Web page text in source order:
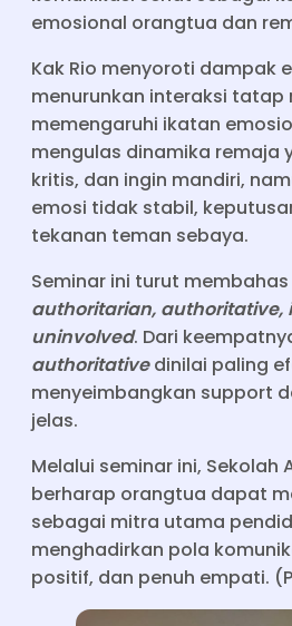
emosional orangtua dan
Kak Rio menyoroti dampak
menurunkan interaksi tatap
memengaruhi ikatan
mengulas dinamika remaja
kritis, dan ingin mandiri,
emosi tidak stabil,
tekanan teman sebaya.
Seminar ini turut
authoritarian, authoritative,
uninvolved. Dari
authoritativedinilai paling
menyeimbangkan support
jelas.
Melalui seminar ini, Sekolah
berharap orangtua dapat
sebagai mitra utama
menghadirkan pola
positif, dan penuh empati.